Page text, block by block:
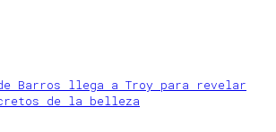
Barros llega a Troy para revelar
de la belleza